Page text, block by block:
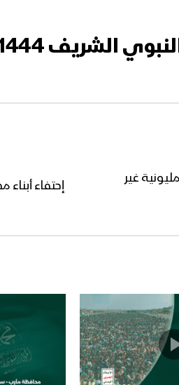
1444هـ – #مع_الله
1444هـ.. حشود مليونية غير
إحتفاء أبناء